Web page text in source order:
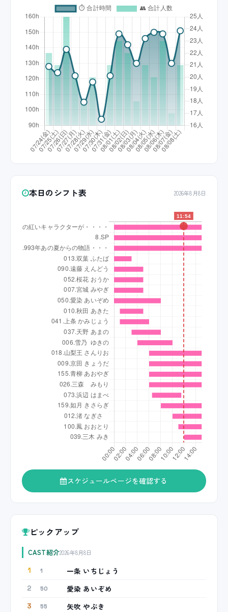
本日のシフト表 2026年8月8日
スケジュールページを確認する
ピックアップ
CAST紹介2026年8月8日
1 1 一条 いちじょう
2 50 愛染 あいぞめ
3 55 矢吹 やぶき